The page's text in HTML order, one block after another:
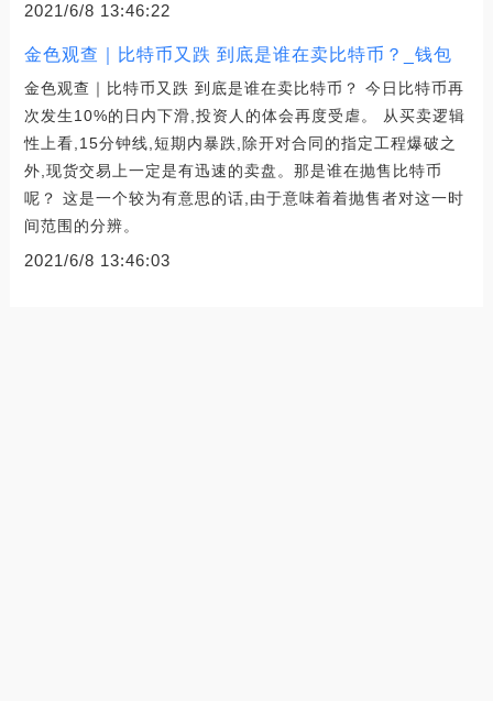
2021/6/8 13:46:22
金色观查｜比特币又跌 到底是谁在卖比特币？_钱包
金色观查｜比特币又跌 到底是谁在卖比特币？ 今日比特币再
次发生10%的日内下滑,投资人的体会再度受虐。 从买卖逻辑
性上看,15分钟线,短期内暴跌,除开对合同的指定工程爆破之
外,现货交易上一定是有迅速的卖盘。那是谁在抛售比特币
呢？ 这是一个较为有意思的话,由于意味着着抛售者对这一时
间范围的分辨。
2021/6/8 13:46:03